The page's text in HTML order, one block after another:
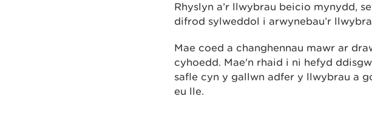
Rhyslyn a’r llwybrau beicio mynydd,
difrod sylweddol i arwynebau’r
Mae coed a changhennau mawr ar
cyhoedd. Mae'n rhaid i ni hefyd
safle cyn y gallwn adfer y llwybrau a
eu lle.